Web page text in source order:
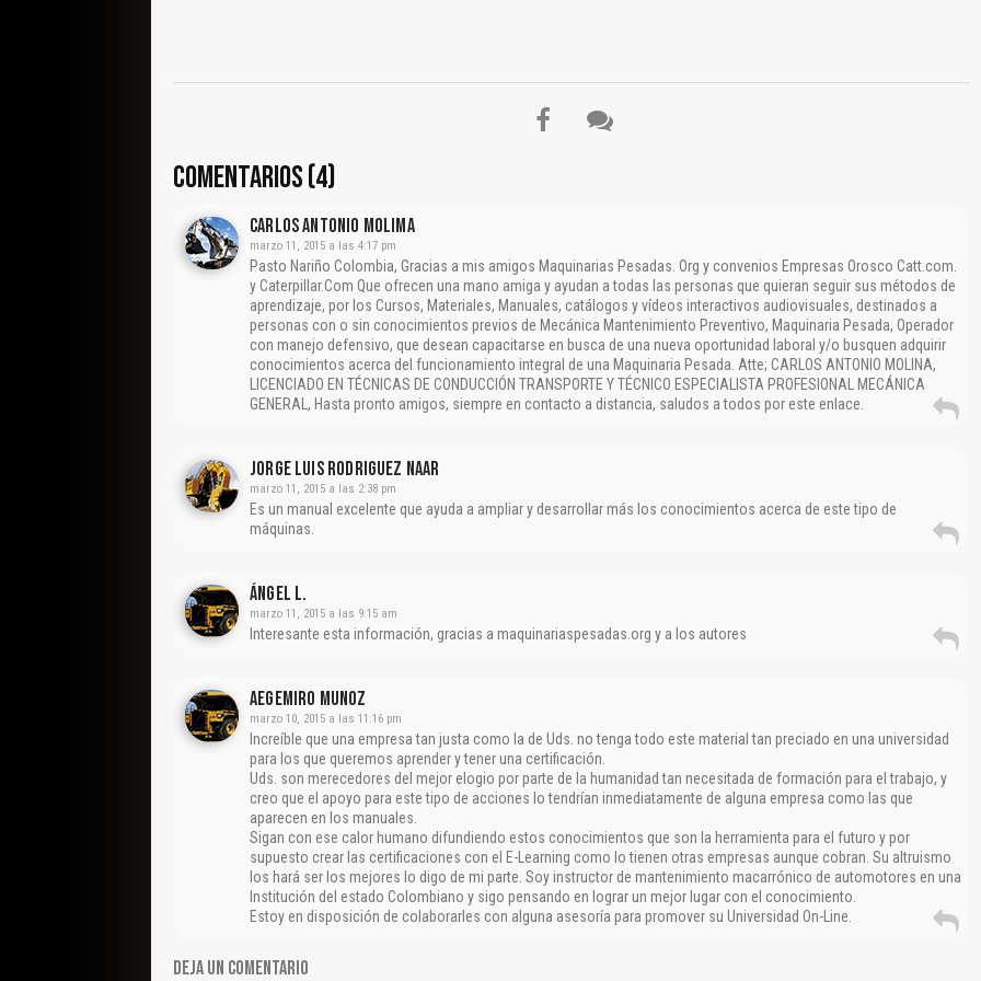
COMENTARIOS (4)
CARLOS ANTONIO MOLIMA
marzo 11, 2015 a las 4:17 pm
Pasto Nariño Colombia, Gracias a mis amigos Maquinarias Pesadas. Org y convenios Empresas Orosco Catt.com.
y Caterpillar.Com Que ofrecen una mano amiga y ayudan a todas las personas que quieran seguir sus métodos de
aprendizaje, por los Cursos, Materiales, Manuales, catálogos y vídeos interactivos audiovisuales, destinados a
personas con o sin conocimientos previos de Mecánica Mantenimiento Preventivo, Maquinaria Pesada, Operador
con manejo defensivo, que desean capacitarse en busca de una nueva oportunidad laboral y/o busquen adquirir
conocimientos acerca del funcionamiento integral de una Maquinaria Pesada. Atte; CARLOS ANTONIO MOLINA,
LICENCIADO EN TÉCNICAS DE CONDUCCIÓN TRANSPORTE Y TÉCNICO ESPECIALISTA PROFESIONAL MECÁNICA
GENERAL, Hasta pronto amigos, siempre en contacto a distancia, saludos a todos por este enlace.
Jorge Luis Rodriguez Naar
marzo 11, 2015 a las 2:38 pm
Es un manual excelente que ayuda a ampliar y desarrollar más los conocimientos acerca de este tipo de
máquinas.
Ángel L.
marzo 11, 2015 a las 9:15 am
Interesante esta información, gracias a maquinariaspesadas.org y a los autores
Aegemiro Munoz
marzo 10, 2015 a las 11:16 pm
Increíble que una empresa tan justa como la de Uds. no tenga todo este material tan preciado en una universidad
para los que queremos aprender y tener una certificación.
Uds. son merecedores del mejor elogio por parte de la humanidad tan necesitada de formación para el trabajo, y
creo que el apoyo para este tipo de acciones lo tendrían inmediatamente de alguna empresa como las que
aparecen en los manuales.
Sigan con ese calor humano difundiendo estos conocimientos que son la herramienta para el futuro y por
supuesto crear las certificaciones con el E-Learning como lo tienen otras empresas aunque cobran. Su altruismo
los hará ser los mejores lo digo de mi parte. Soy instructor de mantenimiento macarrónico de automotores en una
Institución del estado Colombiano y sigo pensando en lograr un mejor lugar con el conocimiento.
Estoy en disposición de colaborarles con alguna asesoría para promover su Universidad On-Line.
DEJA UN COMENTARIO